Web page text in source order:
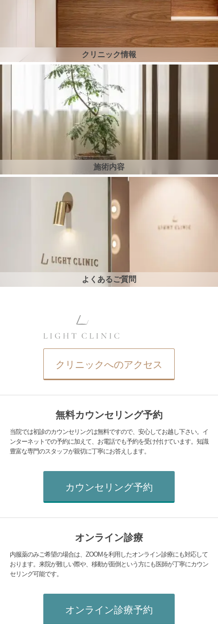
クリニック情報
施術内容
よくあるご質問
クリニックへのアクセス
無料カウンセリング予約
当院では初診のカウンセリングは無料ですので、安心してお越し下さい。イ
ンターネットでの予約に加えて、お電話でも予約を受け付けています。知識
豊富な専門のスタッフが親切に丁寧にお答えします。
カウンセリング予約
オンライン診療
内服薬のみご希望の場合は、ZOOMを利用したオンライン診療にも対応して
おります。来院が難しい際や、移動が面倒という方にも医師が丁寧にカウン
セリング可能です。
オンライン診療予約